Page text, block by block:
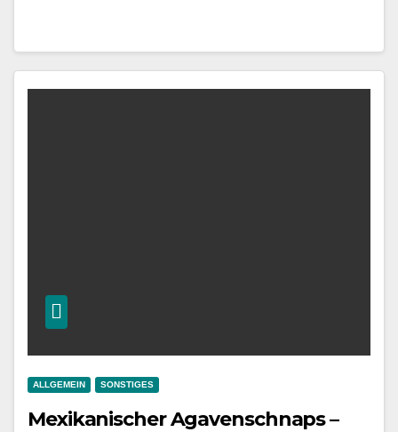
ALLGEMEIN SONSTIGES
Mexikanischer Agavenschnaps –